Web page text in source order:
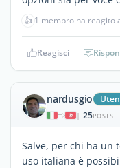
👍 1 membro ha reagito
Reagisci
nardusgio
| 25POSTS
Salve, per chi ha un
uso italiana è